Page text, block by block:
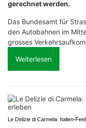
gerechnet werden.
Das Bundesamt für
den Autobahnen im
grosses
Weiterlesen
Le Delizie di Carmela: Italien-